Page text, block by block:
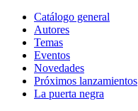
Catálogo general
Autores
Temas
Eventos
Novedades
Próximos lanzamientos
La puerta negra